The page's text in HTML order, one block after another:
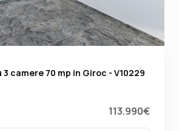
camere 70 mp in Giroc - V10229
113.990€